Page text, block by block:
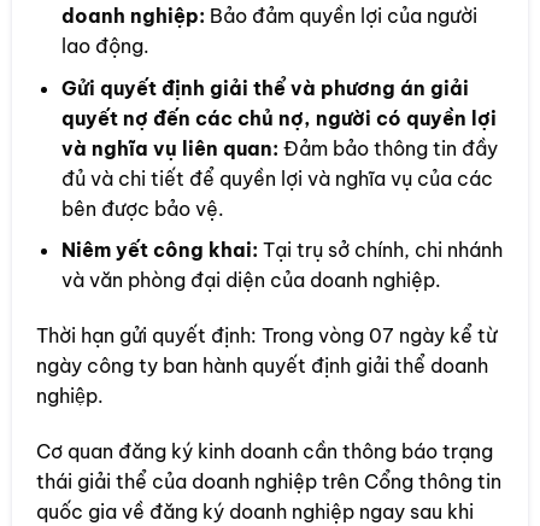
doanh nghiệp: Bảo đảm quyền lợi của người
lao động.
Gửi quyết định giải thể và phương án giải
quyết nợ đến các chủ nợ, người có quyền lợi
và nghĩa vụ liên quan: Đảm bảo thông tin đầy
đủ và chi tiết để quyền lợi và nghĩa vụ của các
bên được bảo vệ.
Niêm yết công khai: Tại trụ sở chính, chi nhánh
và văn phòng đại diện của doanh nghiệp.
Thời hạn gửi quyết định: Trong vòng 07 ngày kể từ
ngày công ty ban hành quyết định giải thể doanh
nghiệp.
Cơ quan đăng ký kinh doanh cần thông báo trạng
thái giải thể của doanh nghiệp trên Cổng thông tin
quốc gia về đăng ký doanh nghiệp ngay sau khi